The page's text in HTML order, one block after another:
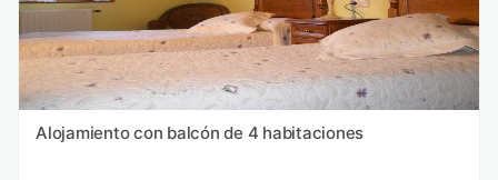
Alojamiento con balcón de 4 habitaciones